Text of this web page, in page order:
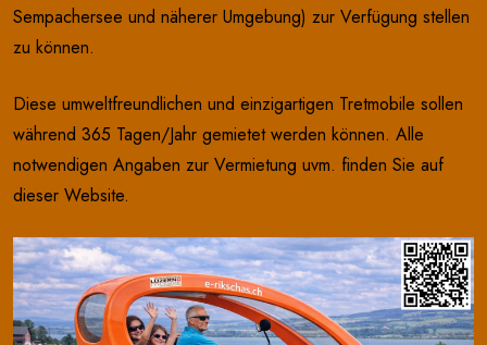
Sempachersee und näherer Umgebung) zur Verfügung stellen
zu können.
Diese umweltfreundlichen und einzigartigen Tretmobile sollen
während 365 Tagen/Jahr gemietet werden können. Alle
notwendigen Angaben zur Vermietung uvm. finden Sie auf
dieser Website.